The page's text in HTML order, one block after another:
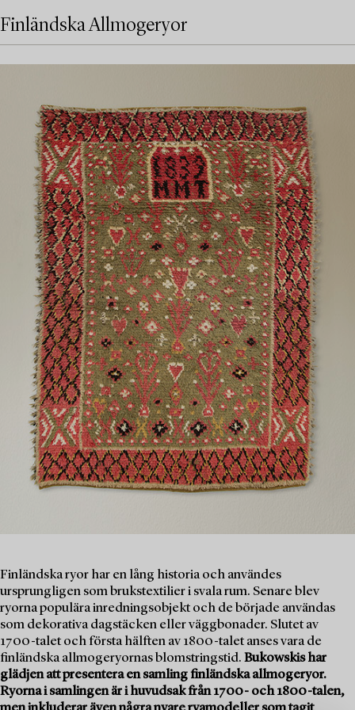
Finländska Allmogeryor
Finländska ryor har en lång historia och användes
ursprungligen som brukstextilier i svala rum. Senare blev
ryorna populära inredningsobjekt och de började användas
som dekorativa dagstäcken eller väggbonader. Slutet av
1700-talet och första hälften av 1800-talet anses vara de
finländska allmogeryornas blomstringstid. Bukowskis har
glädjen att presentera en samling finländska allmogeryor.
Ryorna i samlingen är i huvudsak från 1700- och 1800-talen,